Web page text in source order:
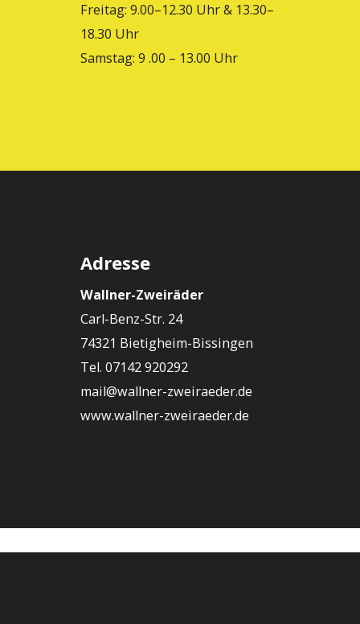
Freitag: 9.00–12.30 Uhr & 13.30–
18.30 Uhr
Samstag: 9 .00 – 13.00 Uhr
Adresse
Wallner-Zweiräder
Carl-Benz-Str. 24
74321 Bietigheim-Bissingen
Tel. 07142 920292
mail@wallner-zweiraeder.de
www.wallner-zweiraeder.de